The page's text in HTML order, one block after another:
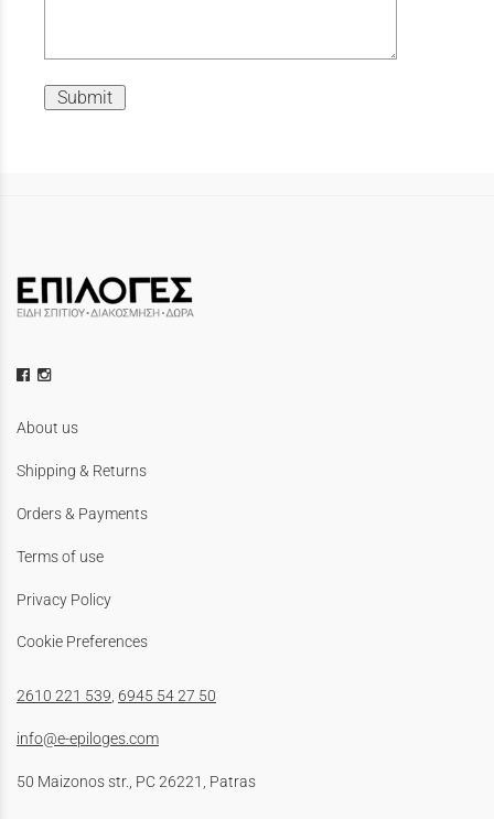
Submit
About us
Shipping & Returns
Orders & Payments
Terms of use
Privacy Policy
Cookie Preferences
2610 221 539 6945 54 27 50
info@e-epiloges.com
50 Maizonos str., PC 26221, Patras